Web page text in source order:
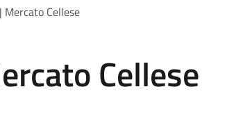
Mercato Cellese
Cellese